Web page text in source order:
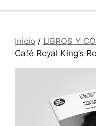
Inicio / LIBROS Y
Café Royal King’s